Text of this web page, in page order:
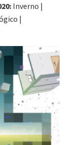
Inverno |
|